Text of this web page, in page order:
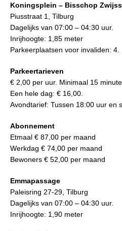
Koningsplein – Bisschop
Piusstraat 1, Tilburg
Dagelijks van 07:00 – 04:30 uur.
Inrijhoogte: 1,85 meter
Parkeerplaatsen voor invaliden: 4.
Parkeertarieven
€ 2,00 per uur. Minimaal 15
Een hele dag: € 16,00.
Avondtarief: Tussen 18:00 uur en
Abonnement
Etmaal € 87,00 per maand
Werkdag € 74,00 per maand
Bewoners € 52,00 per maand
Emmapassage
Paleisring 27-29, Tilburg
Dagelijks van 07:00 – 04:30 uur.
Inrijhoogte: 1,90 meter